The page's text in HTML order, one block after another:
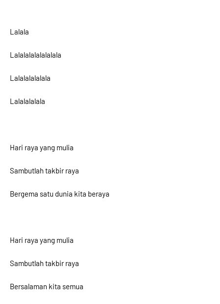
Lalala
Lalalalalalalalala
Lalalalalalala
Lalalalalala
Hari raya yang mulia
Sambutlah takbir raya
Bergema satu dunia kita beraya
Hari raya yang mulia
Sambutlah takbir raya
Bersalaman kita semua